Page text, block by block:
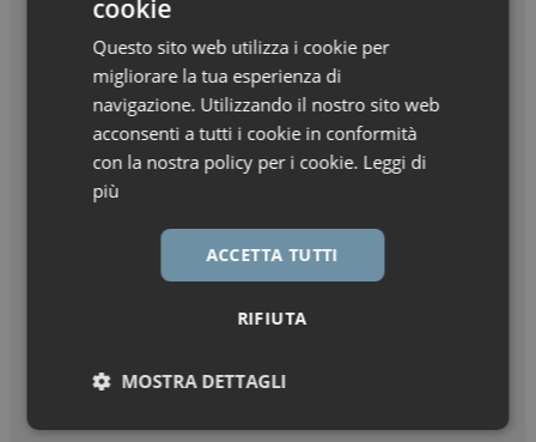
cookie
Questo sito web utilizza i cookie per
migliorare la tua esperienza di
navigazione. Utilizzando il nostro sito web
acconsenti a tutti i cookie in conformità
con la nostra policy per i cookie. Leggi di
più
ACCETTA TUTTI
RIFIUTA
MOSTRA DETTAGLI
Necessari Marketing